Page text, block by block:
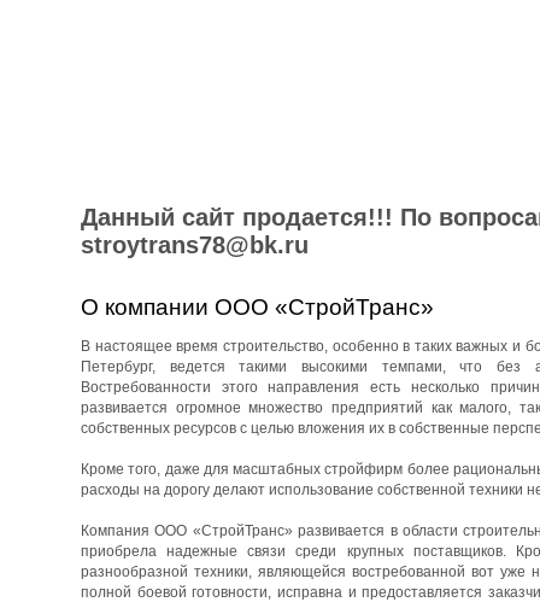
Данный сайт продается!!! По
stroytrans78@bk.ru
О компании ООО «СтройТранс»
В настоящее время строительство, особенно в таких важных и
Петербург, ведется такими высокими темпами, что без
Востребованности этого направления есть несколько
развивается огромное множество предприятий как малого,
собственных ресурсов с целью вложения их в собственные
Кроме того, даже для масштабных стройфирм более
расходы на дорогу делают использование собственной техники
Компания ООО «СтройТранс» развивается в области
приобрела надежные связи среди крупных поставщиков.
разнообразной техники, являющейся востребованной вот уже
полной боевой готовности, исправна и предоставляется